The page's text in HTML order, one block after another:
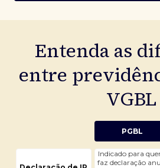
Entenda as
entre
VGBL
PGBL
Indicado para
faz declaração